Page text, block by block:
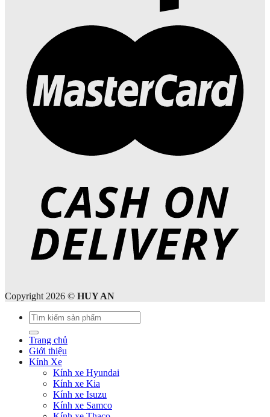
Copyright 2026 © HUY AN
Tìm
kiếm:
Trang chủ
Giới thiệu
Kính Xe
Kính xe Hyundai
Kính xe Kia
Kính xe Isuzu
Kính xe Samco